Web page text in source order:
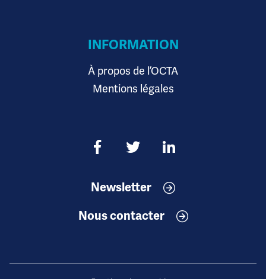
INFORMATION
À propos de l’OCTA
Mentions légales
Newsletter
Nous contacter